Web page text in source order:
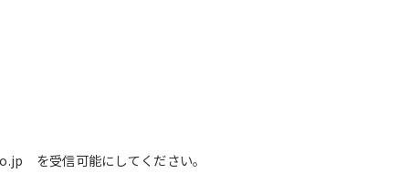
を受信可能にしてください。